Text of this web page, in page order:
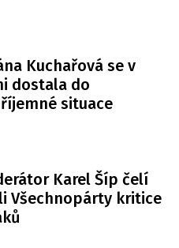
Kuchařová se v
dostala do
situace
Karel Šíp čelí
Všechnopárty kritice